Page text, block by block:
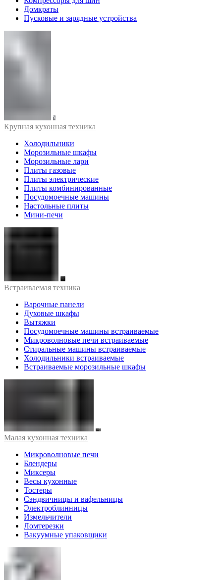
Домкраты
Пусковые и зарядные устройства
Крупная кухонная техника
Холодильники
Морозильные шкафы
Морозильные лари
Плиты газовые
Плиты электрические
Плиты комбинированные
Посудомоечные машины
Настольные плиты
Мини-печи
Встраиваемая техника
Варочные панели
Духовые шкафы
Вытяжки
Посудомоечные машины встраиваемые
Микроволновые печи встраиваемые
Стиральные машины встраиваемые
Холодильники встраиваемые
Встраиваемые морозильные шкафы
Малая кухонная техника
Микроволновые печи
Блендеры
Миксеры
Весы кухонные
Тостеры
Сэндвичницы и вафельницы
Электроблинницы
Измельчители
Ломтерезки
Вакуумные упаковщики